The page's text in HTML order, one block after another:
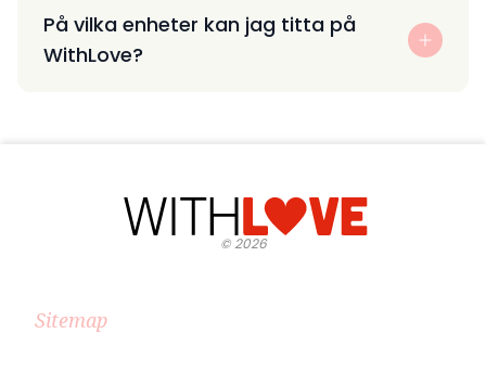
På vilka enheter kan jag titta på
WithLove?
©2026
Sitemap